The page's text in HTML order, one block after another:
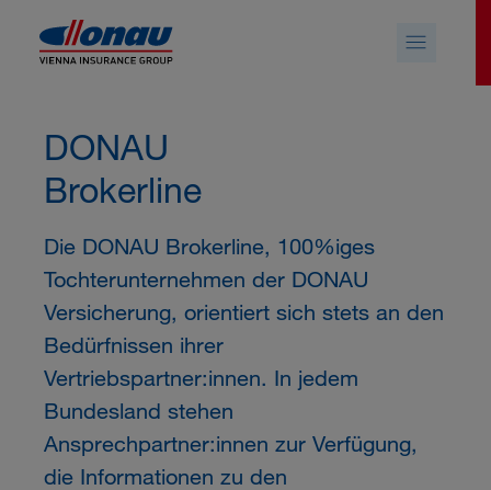
DONAU
Brokerline
Die DONAU Brokerline, 100%iges
Tochterunternehmen der DONAU
Versicherung, orientiert sich stets an den
Bedürfnissen ihrer
Vertriebspartner:innen. In jedem
Bundesland stehen
Ansprechpartner:innen zur Verfügung,
die Informationen zu den